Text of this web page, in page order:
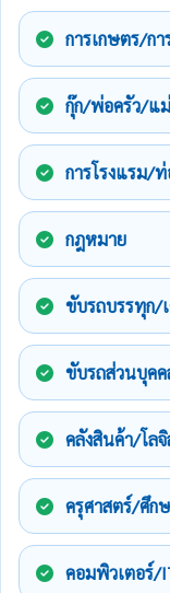
การเกษตร/ก
กุ๊ก/พ่อครัว/แ
การโรงแรม/ท่
กฎหมาย
ขับรถบรรทุก/
ขับรถส่วนบุคค
คลังสินค้า/โล
ครุศาสตร์/ศึก
คอมพิวเตอร์/